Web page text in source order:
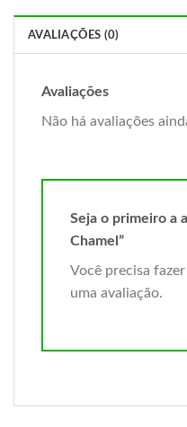
AVALIAÇÕES (0)
Avaliações
Não há avaliações
Seja o primeiro a
Chamel”
Você precisa fazer
uma avaliação.